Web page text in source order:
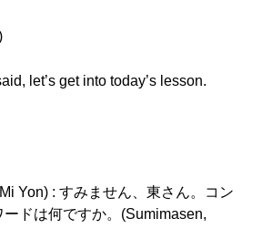
let’s get into today’s lesson.
Yon) : すみません、東さん。コン
ードは何ですか。(Sumimasen,